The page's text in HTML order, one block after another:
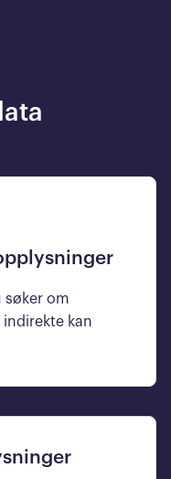
søker om
kan